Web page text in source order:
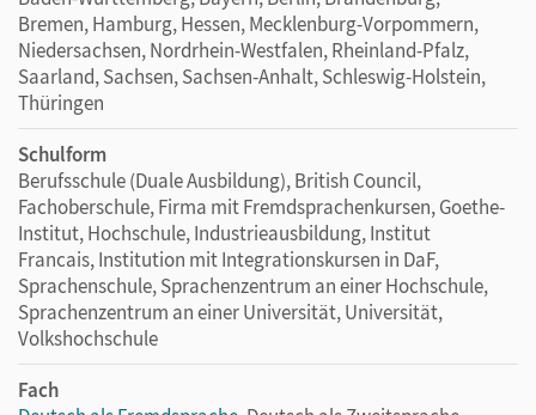
Bremen, Hamburg, Hessen, Mecklenburg-Vorpommern,
Niedersachsen, Nordrhein-Westfalen, Rheinland-Pfalz,
Saarland, Sachsen, Sachsen-Anhalt, Schleswig-Holstein,
Thüringen
Schulform
Berufsschule (Duale Ausbildung), British Council,
Fachoberschule, Firma mit Fremdsprachenkursen, Goethe-
Institut, Hochschule, Industrieausbildung, Institut
Francais, Institution mit Integrationskursen in DaF,
Sprachenschule, Sprachenzentrum an einer Hochschule,
Sprachenzentrum an einer Universität, Universität,
Volkshochschule
Fach